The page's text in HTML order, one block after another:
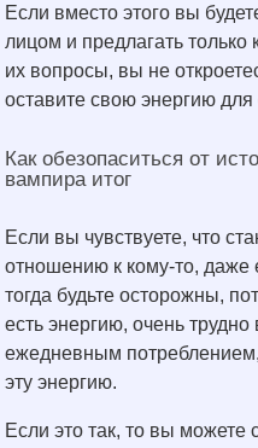
Если вместо этого вы
лицом и предлагать
их вопросы, вы не
оставите свою энергию для
Как обезопаситься от
вампира итог
Если вы чувствуете, что
отношению к кому-то, даже
тогда будьте осторожны,
есть энергию, очень
ежедневным
эту энергию.
Если это так, то вы можете